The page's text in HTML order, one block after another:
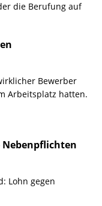
die Berufung auf
Bewerber
Arbeitsplatz hatten.
Nebenpflichten
Lohn gegen